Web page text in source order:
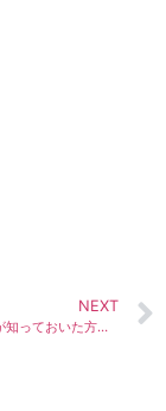
NEXT
空き家の所有者が知っておいた方がいい法律ってあるの？そのポイントについて解説します！